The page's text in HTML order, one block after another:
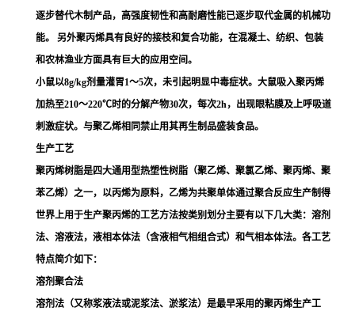
逐步替代木制产品，高强度韧性和高耐磨性能已逐步取代金属的机械功
能。 另外聚丙烯具有良好的接枝和复合功能，在混凝土、纺织、包装
和农林渔业方面具有巨大的应用空间。
小鼠以8g/kg剂量灌胃1～5次，未引起明显中毒症状。大鼠吸入聚丙烯
加热至210～220℃时的分解产物30次，每次2h，出现眼粘膜及上呼吸道
刺激症状。与聚乙烯相同禁止用其再生制品盛装食品。
生产工艺
聚丙烯树脂是四大通用型热塑性树脂 （聚乙烯、 聚氯乙烯、聚丙烯、 聚
苯乙烯）之一，以丙烯为原料， 乙烯为共聚单体通过聚合反应生产制得
世界上用于生产聚丙烯的工艺方法按类别划分主要有以下几大类：溶剂
法、溶液法，液相本体法（含液相气相组合式）和气相本体法。各工艺
特点简介如下：
溶剂聚合法
溶剂法（又称浆液法或泥浆法、淤浆法）是最早采用的聚丙烯生产工